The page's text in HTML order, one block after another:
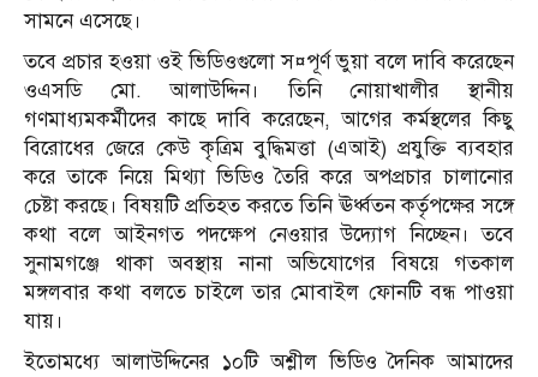
সামনে এসেছে।
তবে প্রচার হওয়া ওই ভিডিওগুলো স¤পূর্ণ ভুয়া বলে দাবি করেছেন
ওএসডি মো. আলাউদ্দিন। তিনি নোয়াখালীর স্থানীয়
গণমাধ্যমকর্মীদের কাছে দাবি করেছেন, আগের কর্মস্থলের কিছু
বিরোধের জেরে কেউ কৃত্রিম বুদ্ধিমত্তা (এআই) প্রযুক্তি ব্যবহার
করে তাকে নিয়ে মিথ্যা ভিডিও তৈরি করে অপপ্রচার চালানোর
চেষ্টা করছে। বিষয়টি প্রতিহত করতে তিনি ঊর্ধ্বতন কর্তৃপক্ষের সঙ্গে
কথা বলে আইনগত পদক্ষেপ নেওয়ার উদ্যোগ নিচ্ছেন। তবে
সুনামগঞ্জে থাকা অবস্থায় নানা অভিযোগের বিষয়ে গতকাল
মঙ্গলবার কথা বলতে চাইলে তার মোবাইল ফোনটি বন্ধ পাওয়া
যায়।
ইতোমধ্যে আলাউদ্দিনের ১০টি অশ্লীল ভিডিও দৈনিক আমাদের